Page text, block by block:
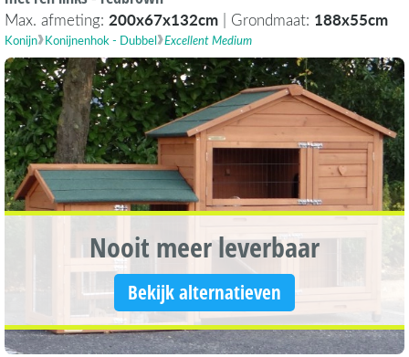
Max. afmeting: 200x67x132cm | Grondmaat: 188x55cm
Konijn Konijnenhok - Dubbel Excellent Medium
Nooit meer leverbaar
Bekijk alternatieven